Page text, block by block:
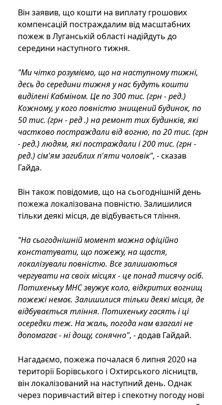
Він заявив, що кошти на виплату грошових
компенсацій постраждалим від масштабних
пожеж в Луганській області надійдуть до
середини наступного тижня.
"Ми чітко розуміємо, що на наступному тижні,
десь до середини тижня у нас будуть кошти
виділені Кабміном. Це по 300 тис. (грн - ред.)
Кожному, у кого повністю знищений будинок, по
50 тис. (грн - ред .) на ремонт тих будинків, які
частково постраждали від вогню, по 20 тис. (грн
- ред.) людям, які постраждали і 200 тис. (грн -
ред.) сім'ям загиблих п'яти чоловік", - сказав
Гайда.
Він також повідомив, що на сьогоднішній день
пожежа локалізована повністю. Залишилися
тільки деякі місця, де відбувається тління.
"На сьогоднішній момент можна офіційно
констатувати, що пожежу, на щастя,
локалізували повністю. Все залишаються
чергувати на своїх місцях - це понад тисячу осіб.
Потихеньку МНС звужує коло, відкритих вогнищ
пожежі немає. Залишилися тільки деякі місця, де
відбувається тління. Потихеньку гасять і ці
осередки теж. На жаль, погода нам взагалі не
допомагає - ні дощу, сонячно", - додав Гайдай.
Нагадаємо, пожежа почалася 6 липня 2020 на
території Борівського і Охтирського лісництв,
він локалізований на наступний день. Однак
через поривчастий вітер і спекотну погоду нові